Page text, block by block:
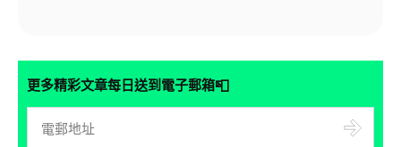
更多精彩文章每日送到電子郵箱📮